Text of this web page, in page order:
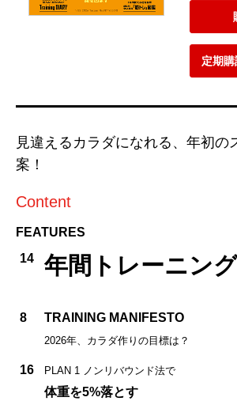
定期
見違えるカラダになれる、年初の
案！
Content
FEATURES
14
年間トレーニン
8 TRAINING MANIFESTO
2026年、カラダ作りの目標は？
16 PLAN 1 ノンリバウンド法で
体重を5%落とす